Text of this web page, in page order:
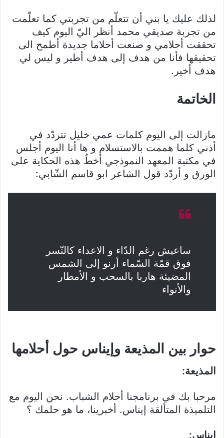
لذلك عليك يا بني أن تتعلّم من تجربتي كما تعلّمت
من تجربة صديقي محمد أنظر اليّ اليوم كيف
تحققت أحلامي و صنعت أحلاما جديدة أطمح الى
تحقيقها فأنا من هدف إلى هدف أطير و ليس لي
هدف أخير.
الخاتمة
مازالت إلى اليوم كلمات عمي خليل تتردّد في
أذني كلما هممت بالاستسلام و ها أنا اليوم أجلس
في مكتبة المعهد النموذجي أخطٌ هذه الحكاية على
الورق و أردّد قول الشاعر ابو قاسم الشّابي:
ساعيش رغم الدّاء و الاعداء كالنّسر
فوق قمّة السّماء أرنو إلى الشمس
المضيئة هاربا بالسحب و الأمطار
والأنواء
حوار بين المذيعة وإيناس حول أحلامها
المذيعة:
مرحبا بك في برنامجنا أحلام الشباب. نحن اليوم مع
التلميذة المتألقة إيناس. أخبرينا، ما هو حلمك ؟
إيناس: